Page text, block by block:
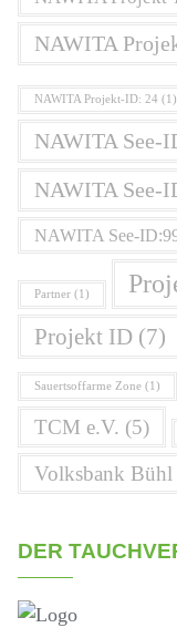
NAWITA
NAWITA Projekt-ID: 24 (1)
NAWITA See-
NAWITA See-
NAWITA See-
Partner (1)
Projekt ID (7)
Sauertsoffarme Zone (1)
TCM e.V. (5)
Volksbank Bühl
DER